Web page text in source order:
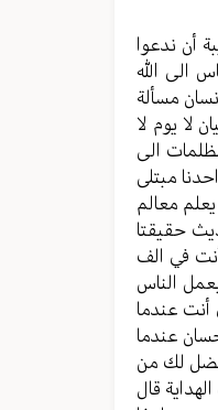
أن ندعوا
الى الله
مسألة
لا يوم لا
الى
مبتلى
معالم
حقيقتا
في الف
الناس
عندما
عندما
لك من
قال